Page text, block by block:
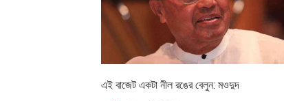
এই বাজেট একটা নীল রঙের বেলুন: মওদুদ